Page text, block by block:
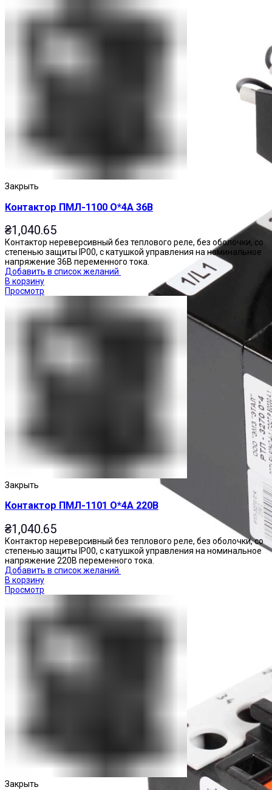
Реле тепловые
Закрыть
Контактор ПМЛ-1100 О*4А 36В
₴1,040.65
Контактор нереверсивный без теплового реле, без оболочки, со
степенью защиты IP00, с катушкой управления на номинальное
напряжение 36В переменного тока.
Добавить в список желаний
В корзину
Просмотр
Закрыть
Контактор ПМЛ-1101 О*4А 220В
₴1,040.65
Контактор нереверсивный без теплового реле, без оболочки, со
степенью защиты IP00, с катушкой управления на номинальное
напряжение 220В переменного тока.
Добавить в список желаний
В корзину
Просмотр
Закрыть